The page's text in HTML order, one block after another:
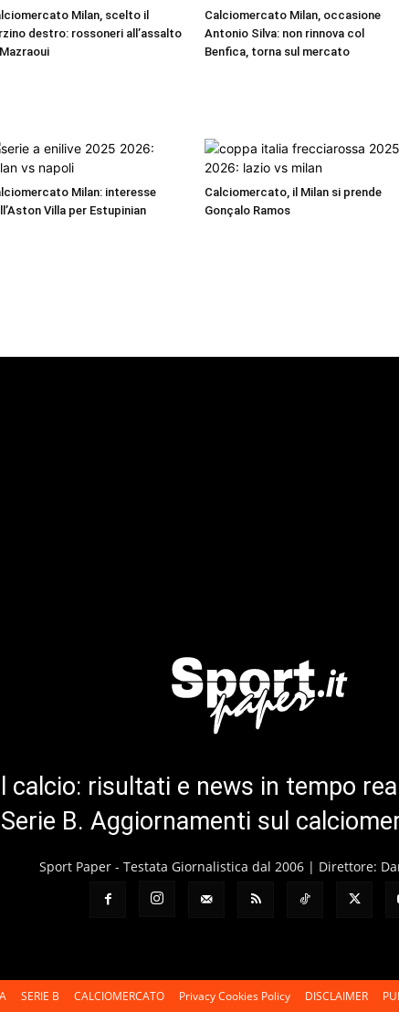
Milan, scelto il
destro: rossoneri all’assalto
Calciomercato Milan, occasione
Antonio Silva: non rinnova col
Benfica, torna sul mercato
Milan: interesse
Villa per Estupinian
Calciomercato, il Milan si prende
Gonçalo Ramos
calcio: risultati e news in tempo
B. Aggiornamenti sul
Sport Paper - Testata Giornalistica dal 2006 | Direttore:
SERIE B CALCIOMERCATO Privacy Cookies Policy DISCLAIMER